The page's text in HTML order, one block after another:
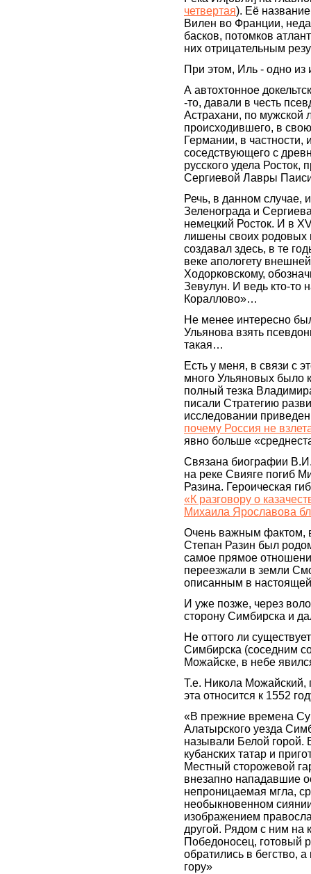
четвертая). Её
Вилен во Франции,
басков, потомков
них отрицательным
При этом, Иль - одно
А автохтонное
-то, давали в честь
Астрахани, по мужской
происходившего, в
Германии, в
соседствующего с
русского удела
Сергиевой Лавры
Речь, в данном случае,
Зеленограда и
немецкий Росток. И в
лишены своих
создавал здесь, в те
веке апологету
Ходорковскому,
Зевулун. И ведь кто-то
Кораллово»…
Не менее интересно
Ульянова взять
такая…
Есть у меня, в связи с
много Ульяновых было
полный тезка
писали Стратегию
исследовании
почему Россия не
явно больше
Связана биографии
на реке Свияге погиб
Разина. Героическая
«К разговору о
Михаила Ярославова
Очень важным фактом,
Степан Разин был
самое прямое
переезжали в земли
описанным в настоящей
И уже позже, через
сторону Симбирска и
Не оттого ли
Симбирска (соседним
Можайске, в небе
Т.е. Никола Можайский,
эта относится к 1552
«В прежние времена
Алатырского уезда
называли Белой горой.
кубанских татар и
Местный сторожевой
внезапно нападавшие
непроницаемая мгла,
необыкновенном
изображением
другой. Рядом с ним на
Победоносец, готовый
обратились в бегство,
гору»